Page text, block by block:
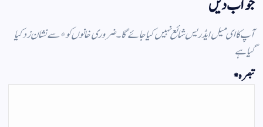
جواب دیں
آپ کا ای میل ایڈریس شائع نہیں کیا جائے گا۔ضروری خانوں کو*سے نشان زد کیا
گیا ہے
تبصرہ*